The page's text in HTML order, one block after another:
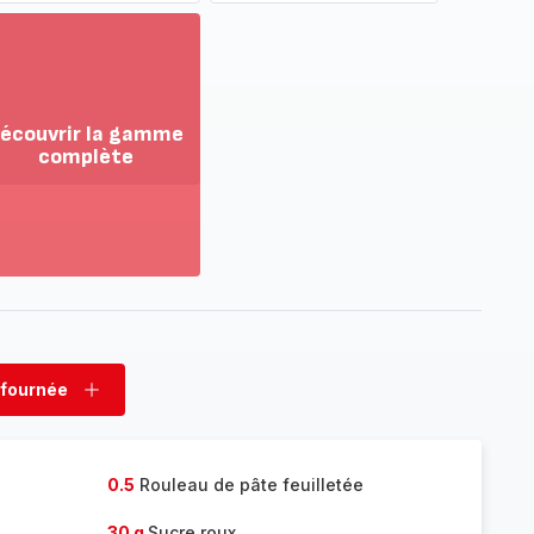
la gamme
complète
fournée
Ajouter
0.5 Rouleau de pâte feuilletée